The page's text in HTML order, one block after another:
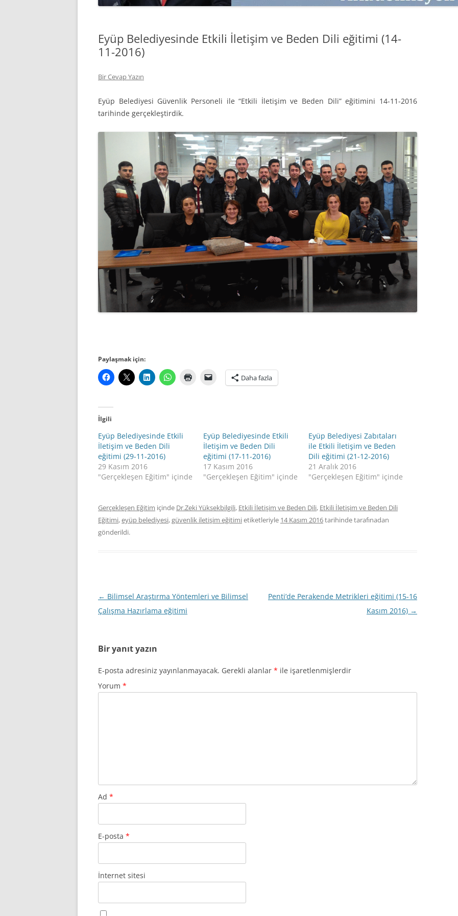
INTERDISCIPLINARY REFLECTIONS
MAĞAZA ATMOSFERINE
PAZARLAMADA YENI USTALIK
PAZARLAMA TEMELLERI
PAZARLAMA MUCIZE DEĞILDIR
PAZARLAMA CANAVARI
SATMAK
Eyüp Belediyesinde Etkili İletişim ve Beden Dili eğitimi (14-
11-2016)
Bir Cevap Yazın
Eyüp Belediyesi Güvenlik Personeli ile “Etkili İletişim ve Beden Dili” eğitimini 14-11-2016
tarihinde gerçekleştirdik.
Paylaşmak için:
Daha fazla
İlgili
Eyüp Belediyesinde Etkili
İletişim ve Beden Dili
eğitimi (29-11-2016)
29 Kasım 2016
"Gerçekleşen Eğitim" içinde
Eyüp Belediyesinde Etkili
İletişim ve Beden Dili
eğitimi (17-11-2016)
17 Kasım 2016
"Gerçekleşen Eğitim" içinde
Eyüp Belediyesi Zabıtaları
ile Etkili İletişim ve Beden
Dili eğitimi (21-12-2016)
21 Aralık 2016
"Gerçekleşen Eğitim" içinde
Gerçekleşen Eğitim içinde Dr.Zeki Yüksekbilgili, Etkili İletişim ve Beden Dili, Etkili İletişim ve Beden Dili
Eğitimi,eyüp belediyesi,güvenlik iletişim eğitimietiketleriyle 14 Kasım 2016tarihindetarafınadan
gönderildi.
Yazı
dolaşımı
← Bilimsel Araştırma Yöntemleri ve Bilimsel
Çalışma Hazırlama eğitimi
Penti’de Perakende Metrikleri eğitimi (15-16
Kasım 2016) →
Bir yanıt yazın
E-posta adresiniz yayınlanmayacak. Gerekli alanlar * ile işaretlenmişlerdir
Yorum *
Ad *
E-posta *
İnternet sitesi